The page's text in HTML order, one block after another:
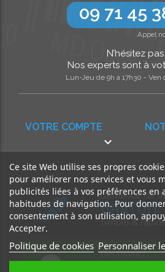
VOTRE COMPTE

09 71 45
Appel
N’hésitez pas
Nos experts sont à
Lun-Jeu de 9h à 17h30 - Ven
Demande de
GRATUIT
Simple & rapide
Découvrez
Ce site Web utilise ses propres
pour améliorer nos services et vous
publicités liées à vos préférences en
habitudes de navigation. Pour
consentement à son utilisation,
Accepter.
Politique de cookies Personnaliser